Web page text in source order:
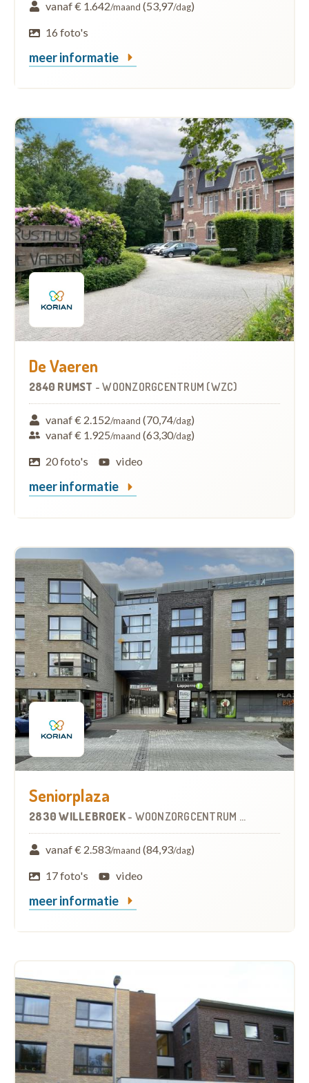
vanaf € 1.642/maand (53,97/dag)
16 foto's
meer informatie
De Vaeren
2840 RUMST -WOONZORGCENTRUM (WZC)
vanaf € 2.152/maand (70,74/dag)
vanaf € 1.925/maand (63,30/dag)
20 foto's
video
meer informatie
Seniorplaza
2830 WILLEBROEK- WOONZORGCENTRUM (WZC)
vanaf € 2.583/maand (84,93/dag)
17 foto's
video
meer informatie